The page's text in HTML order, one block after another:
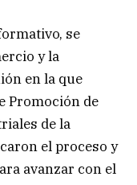
se
y la
en la que
Promoción de
de la
el proceso y
avanzar con el